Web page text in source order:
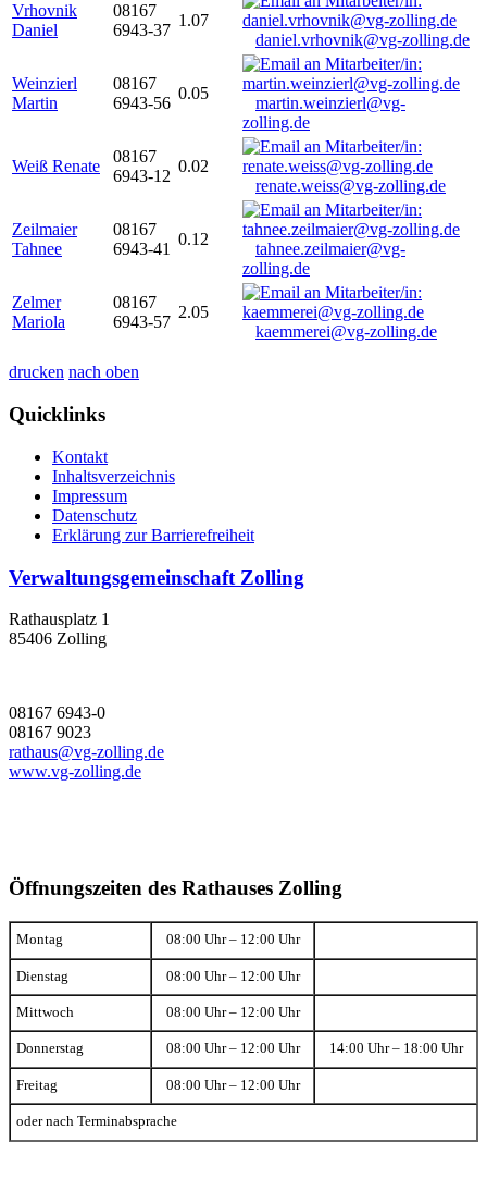
Vrhovnik
Daniel
08167
6943-37
1.07
daniel.vrhovnik@vg-zolling.de
Weinzierl
Martin
08167
6943-56
0.05
martin.weinzierl@vg-
zolling.de
Weiß Renate
08167
6943-12
0.02
renate.weiss@vg-zolling.de
Zeilmaier
Tahnee
08167
6943-41
0.12
tahnee.zeilmaier@vg-
zolling.de
Zelmer
Mariola
08167
6943-57
2.05
kaemmerei@vg-zolling.de
drucken nach oben
Quicklinks
Kontakt
Inhaltsverzeichnis
Impressum
Datenschutz
Erklärung zur Barrierefreiheit
Verwaltungsgemeinschaft Zolling
Rathausplatz 1
85406 Zolling
08167 6943-0
08167 9023
rathaus@vg-zolling.de
www.vg-zolling.de
Öffnungszeiten des Rathauses Zolling
Montag 08:00 Uhr – 12:00 Uhr
Dienstag 08:00 Uhr – 12:00 Uhr
Mittwoch 08:00 Uhr – 12:00 Uhr
Donnerstag 08:00 Uhr – 12:00 Uhr 14:00 Uhr – 18:00 Uhr
Freitag 08:00 Uhr – 12:00 Uhr
oder nach Terminabsprache